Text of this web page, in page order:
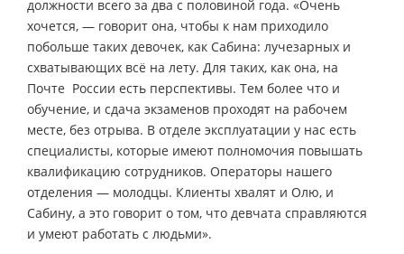
должности всего за два с половиной года. «Очень
хочется, — говорит она, чтобы к нам приходило
побольше таких девочек, как Сабина: лучезарных и
схватывающих всё на лету. Для таких, как она, на
Почте России есть перспективы. Тем более что и
обучение, и сдача экзаменов проходят на рабочем
месте, без отрыва. В отделе эксплуатации у нас есть
специалисты, которые имеют полномочия повышать
квалификацию сотрудников. Операторы нашего
отделения — молодцы. Клиенты хвалят и Олю, и
Сабину, а это говорит о том, что девчата справляются
и умеют работать с людьми».